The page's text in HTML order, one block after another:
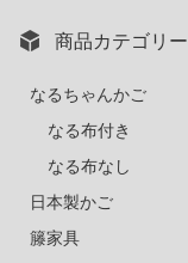
商品カテゴリー
なるちゃんかご
なる布付き
なる布なし
日本製かご
籐家具